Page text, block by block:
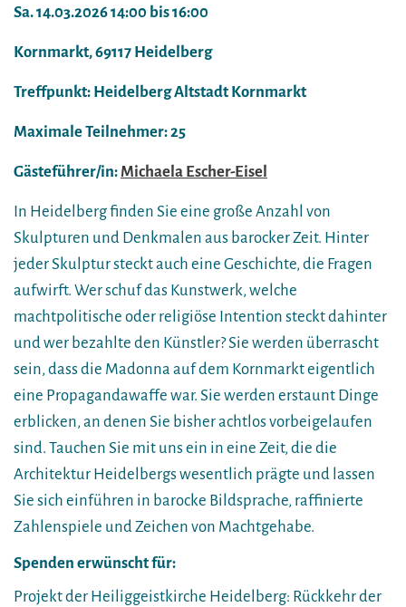
Sa. 14.03.2026 14:00 bis 16:00
Kornmarkt, 69117 Heidelberg
Treffpunkt: Heidelberg Altstadt Kornmarkt
Maximale Teilnehmer: 25
Gästeführer/in: Michaela Escher-Eisel
In Heidelberg finden Sie eine große Anzahl von
Skulpturen und Denkmalen aus barocker Zeit. Hinter
jeder Skulptur steckt auch eine Geschichte, die Fragen
aufwirft. Wer schuf das Kunstwerk, welche
machtpolitische oder religiöse Intention steckt dahinter
und wer bezahlte den Künstler? Sie werden überrascht
sein, dass die Madonna auf dem Kornmarkt eigentlich
eine Propagandawaffe war. Sie werden erstaunt Dinge
erblicken, an denen Sie bisher achtlos vorbeigelaufen
sind. Tauchen Sie mit uns ein in eine Zeit, die die
Architektur Heidelbergs wesentlich prägte und lassen
Sie sich einführen in barocke Bildsprache, raffinierte
Zahlenspiele und Zeichen von Machtgehabe.
Spenden erwünscht für:
Projekt der Heiliggeistkirche Heidelberg: Rückkehr der